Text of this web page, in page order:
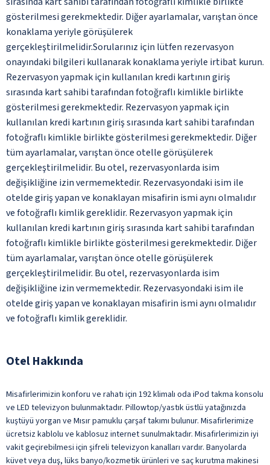
gösterilmesi gerekmektedir. Diğer ayarlamalar, varıştan önce
konaklama yeriyle görüşülerek
gerçekleştirilmelidir.Sorularınız için lütfen rezervasyon
onayındaki bilgileri kullanarak konaklama yeriyle irtibat kurun.
Rezervasyon yapmak için kullanılan kredi kartının giriş
sırasında kart sahibi tarafından fotoğraflı kimlikle birlikte
gösterilmesi gerekmektedir. Rezervasyon yapmak için
kullanılan kredi kartının giriş sırasında kart sahibi tarafından
fotoğraflı kimlikle birlikte gösterilmesi gerekmektedir. Diğer
tüm ayarlamalar, varıştan önce otelle görüşülerek
gerçekleştirilmelidir. Bu otel, rezervasyonlarda isim
değişikliğine izin vermemektedir. Rezervasyondaki isim ile
otelde giriş yapan ve konaklayan misafirin ismi aynı olmalıdır
ve fotoğraflı kimlik gereklidir. Rezervasyon yapmak için
kullanılan kredi kartının giriş sırasında kart sahibi tarafından
fotoğraflı kimlikle birlikte gösterilmesi gerekmektedir. Diğer
tüm ayarlamalar, varıştan önce otelle görüşülerek
gerçekleştirilmelidir. Bu otel, rezervasyonlarda isim
değişikliğine izin vermemektedir. Rezervasyondaki isim ile
otelde giriş yapan ve konaklayan misafirin ismi aynı olmalıdır
ve fotoğraflı kimlik gereklidir.
Otel Hakkında
Misafirlerimizin konforu ve rahatı için 192 klimalı oda iPod takma konsolu
ve LED televizyon bulunmaktadır. Pillowtop/yastık üstlü yatağınızda
kuştüyü yorgan ve Mısır pamuklu çarşaf takımı bulunur. Misafirlerimize
ücretsiz kablolu ve kablosuz internet sunulmaktadır. Misafirlerimizin iyi
vakit geçirebilmesi için şifreli televizyon kanalları vardır. Banyolarda
küvet veya duş, lüks banyo/kozmetik ürünleri ve saç kurutma makinesi